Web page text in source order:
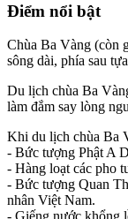
Điểm nổi bật
Chùa Ba Vàng (còn
sông dài, phía sau
Du lịch chùa Ba
làm đắm say lòng
Khi du lịch chùa Ba
- Bức tượng Phật A
- Hàng loạt các pho
- Bức tượng Quan
nhân Việt Nam.